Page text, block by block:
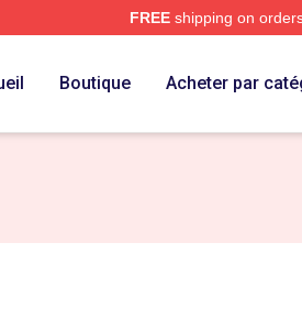
FREEshipping on
Boutique Acheter par